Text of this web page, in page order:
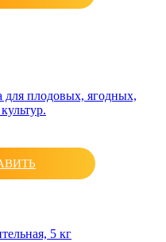
для плодовых, ягодных,
5 кг